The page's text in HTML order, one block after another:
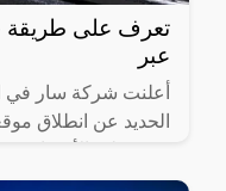
تعرف على طريقة
عبر
أعلنت شركة سار في
الحديد عن انطلاق
المختلفة لها،